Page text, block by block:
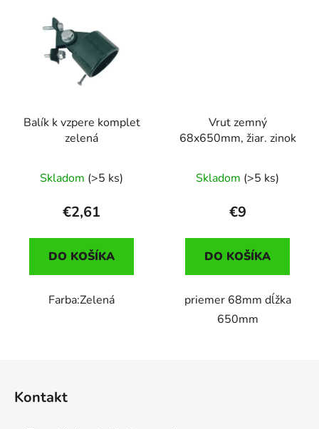
Balík k vzpere komplet
zelená
Skladom (>5 ks)
€2,61
DO KOŠÍKA
Farba:Zelená
Vrut zemný
68x650mm, žiar. zinok
Skladom (>5 ks)
€9
DO KOŠÍKA
priemer 68mm dĺžka
650mm
Kontakt